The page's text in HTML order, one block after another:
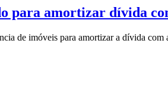
para amortizar dívida
de imóveis para amortizar a dívida com